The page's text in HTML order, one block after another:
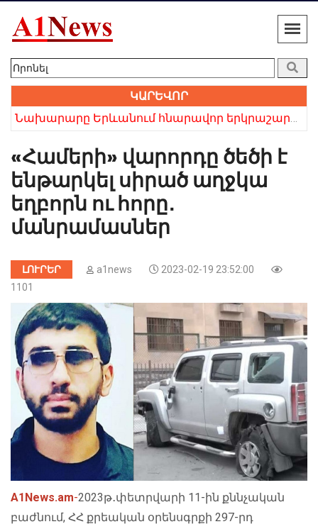
ԿԱՐԵՎՈՐ
Նախարարը Երևանում հնարավոր երկրաշարժի մասին
«Համերի» վարորդը ծեծի է
ենթարկել սիրած աղջկա
եղբորն ու հորը․
մանրամասներ
ԼՈՒՐԵՐ a1news
2023-02-19 23:52:00
1101
A1News.am-2023թ․փետրվարի 11-ին քննչական
բաժնում, ՀՀ քրեական օրենսգրքի 297-րդ